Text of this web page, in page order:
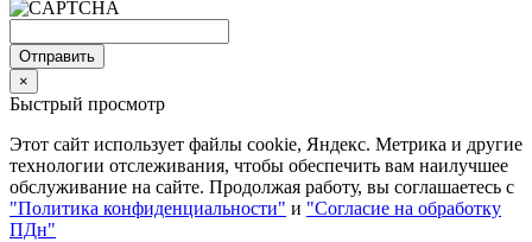
Отправить
×
Быстрый просмотр
Этот сайт использует файлы cookie, Яндекс. Метрика и другие
технологии отслеживания, чтобы обеспечить вам наилучшее
обслуживание на сайте. Продолжая работу, вы соглашаетесь с
"Политика конфиденциальности" и "Согласие на обработку
ПДн"